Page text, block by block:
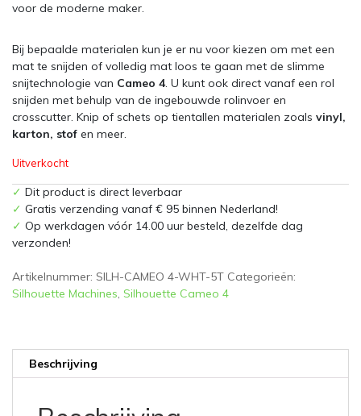
voor de moderne maker.
Bij bepaalde materialen kun je er nu voor kiezen om met een
mat te snijden of volledig mat loos te gaan met de slimme
snijtechnologie van Cameo 4. U kunt ook direct vanaf een rol
snijden met behulp van de ingebouwde rolinvoer en
crosscutter. Knip of schets op tientallen materialen zoals vinyl,
karton, stof en meer.
Uitverkocht
✓ Dit product is direct leverbaar
✓ Gratis verzending vanaf € 95 binnen Nederland!
✓ Op werkdagen vóór 14.00 uur besteld, dezelfde dag
verzonden!
Artikelnummer: SILH-CAMEO 4-WHT-5T Categorieën:
Silhouette Machines, Silhouette Cameo 4
Beschrijving